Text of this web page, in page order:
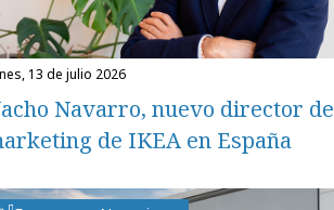
13 de julio 2026
Navarro, nuevo director de
de IKEA en España